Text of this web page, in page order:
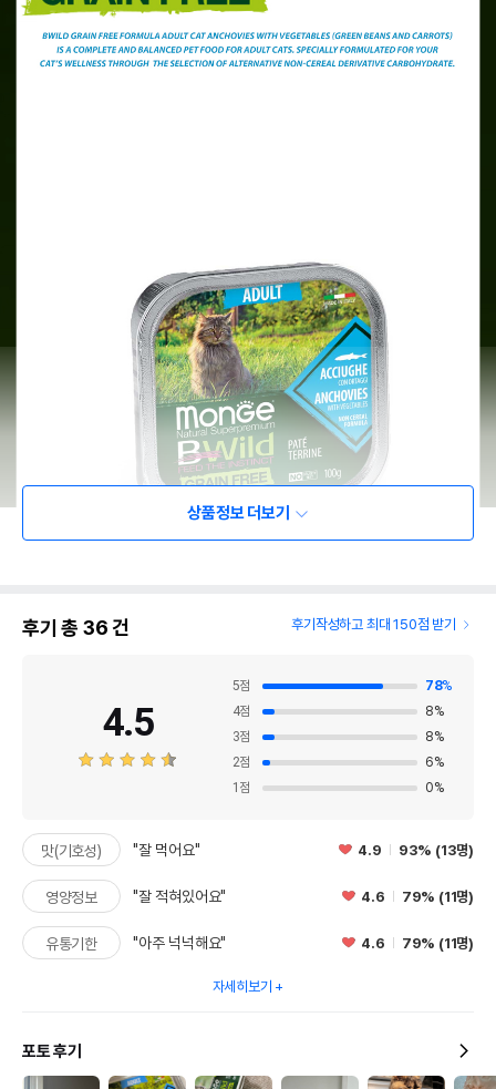
상품정보 더보기
후기 총 36건 후기작성하고 최대 150점 받기
4.5
5점 78%
4점 8%
3점 8%
2점 6%
1 점 0%
맛(기호성) "잘 먹어요" 4.9 93% (13명)
영양정보 "잘 적혀있어요" 4.6 79% (11명)
유통기한 "아주 넉넉해요" 4.6 79% (11명)
자세히보기
포토 후기